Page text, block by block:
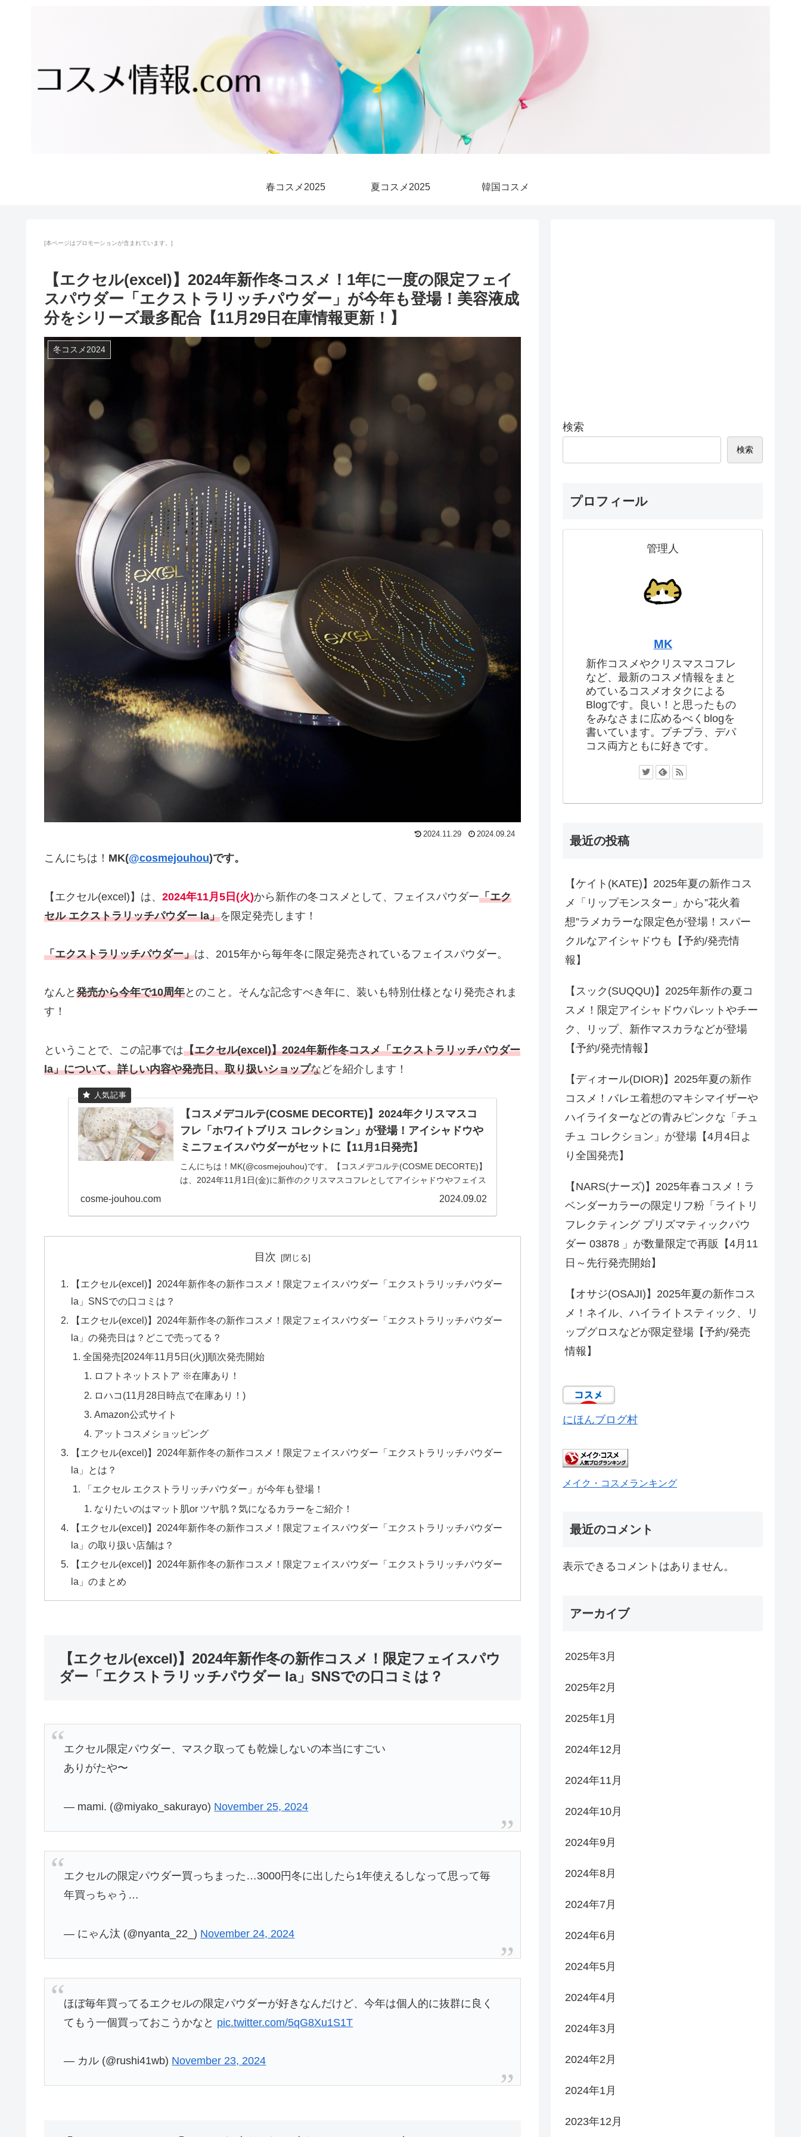
春コスメ2025 夏コスメ2025 韓国コスメ
[本ページはプロモーションが含まれています。]
【エクセル(excel)】2024年新作冬コスメ！1年に一度の限定フェイ
スパウダー「エクストラリッチパウダー」が今年も登場！美容液成
分をシリーズ最多配合【11月29日在庫情報更新！】
冬コスメ2024
2024.11.29 2024.09.24
こんにちは！ MK(@cosmejouhou)です。
【エクセル(excel)】は、 2024年11月5日(火)から新作の冬コスメとして、フェイスパウダー「エク
セル エクストラリッチパウダー la」を限定発売します！
「エクストラリッチパウダー」は、2015年から毎年冬に限定発売されているフェイスパウダー。
なんと 発売から今年で10周年とのこと。そんな記念すべき年に、装いも特別仕様となり発売されま
す！
ということで、この記事では【エクセル(excel)】2024年新作冬コスメ「エクストラリッチパウダー
la」について、詳しい内容や発売日、取り扱いショップなどを紹介します！
【コスメデコルテ(COSME DECORTE)】2024年クリスマスコ
フレ「ホワイトブリス コレクション」が登場！アイシャドウや
ミニフェイスパウダーがセットに【11月1日発売】
こんにちは！MK(@cosmejouhou)です。【コスメデコルテ(COSME DECORTE)】
は、2024年11月1日(金)に新作のクリスマスコフレとしてアイシャドウやフェイス
cosme-jouhou.com 2024.09.02
目次
【エクセル(excel)】2024年新作冬の新作コスメ！限定フェイスパウダー「エクストラリッチパウダー
la」SNSでの口コミは？
【エクセル(excel)】2024年新作冬の新作コスメ！限定フェイスパウダー「エクストラリッチパウダー
la」の発売日は？どこで売ってる？
全国発売[2024年11月5日(火)]順次発売開始
ロフトネットストア ※在庫あり！
ロハコ(11月28日時点で在庫あり！)
Amazon公式サイト
アットコスメショッピング
【エクセル(excel)】2024年新作冬の新作コスメ！限定フェイスパウダー「エクストラリッチパウダー
la」とは？
「エクセル エクストラリッチパウダー」が今年も登場！
なりたいのはマット肌or ツヤ肌？気になるカラーをご紹介！
【エクセル(excel)】2024年新作冬の新作コスメ！限定フェイスパウダー「エクストラリッチパウダー
la」の取り扱い店舗は？
【エクセル(excel)】2024年新作冬の新作コスメ！限定フェイスパウダー「エクストラリッチパウダー
la」のまとめ
【エクセル(excel)】2024年新作冬の新作コスメ！限定フェイスパウ
ダー「エクストラリッチパウダー la」SNSでの口コミは？
エクセル限定パウダー、マスク取っても乾燥しないの本当にすごい
ありがたや〜
— mami. (@miyako_sakurayo) November 25, 2024
エクセルの限定パウダー買っちまった…3000円冬に出したら1年使えるしなって思って毎
年買っちゃう…
— にゃん汰 (@nyanta_22_) November 24, 2024
ほぼ毎年買ってるエクセルの限定パウダーが好きなんだけど、今年は個人的に抜群に良く
てもう一個買っておこうかなと pic.twitter.com/5qG8Xu1S1T
— カル (@rushi41wb) November 23, 2024
検索
検索
プロフィール
管理人
MK
新作コスメやクリスマスコフレ
など、最新のコスメ情報をまと
めているコスメオタクによる
Blogです。良い！と思ったもの
をみなさまに広めるべくblogを
書いています。プチプラ、デパ
コス両方ともに好きです。
最近の投稿
【ケイト(KATE)】2025年夏の新作コス
メ「リップモンスター」から”花火着
想”ラメカラーな限定色が登場！スパー
クルなアイシャドウも【予約/発売情
報】
【スック(SUQQU)】2025年新作の夏コ
スメ！限定アイシャドウパレットやチー
ク、リップ、新作マスカラなどが登場
【予約/発売情報】
【ディオール(DIOR)】2025年夏の新作
コスメ！バレエ着想のマキシマイザーや
ハイライターなどの青みピンクな「チュ
チュ コレクション」が登場【4月4日よ
り全国発売】
【NARS(ナーズ)】2025年春コスメ！ラ
ベンダーカラーの限定リフ粉「ライトリ
フレクティング プリズマティックパウ
ダー 03878 」が数量限定で再販【4月11
日～先行発売開始】
【オサジ(OSAJI)】2025年夏の新作コス
メ！ネイル、ハイライトスティック、リ
ップグロスなどが限定登場【予約/発売
情報】
にほんブログ村
メイク・コスメランキング
最近のコメント
表示できるコメントはありません。
アーカイブ
2025年3月
2025年2月
2025年1月
2024年12月
2024年11月
2024年10月
2024年9月
2024年8月
2024年7月
2024年6月
2024年5月
2024年4月
2024年3月
2024年2月
2024年1月
2023年12月